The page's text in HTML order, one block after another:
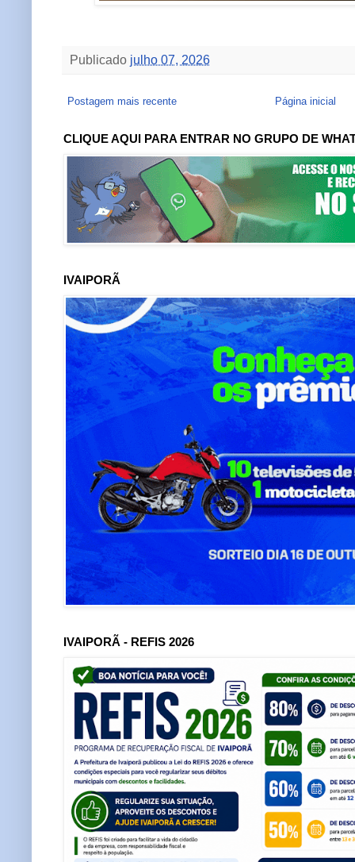
Publicado julho 07, 2026
Postagem mais recente Página inicial
CLIQUE AQUI PARA ENTRAR NO GRUPO DE
IVAIPORÃ
IVAIPORÃ - REFIS 2026